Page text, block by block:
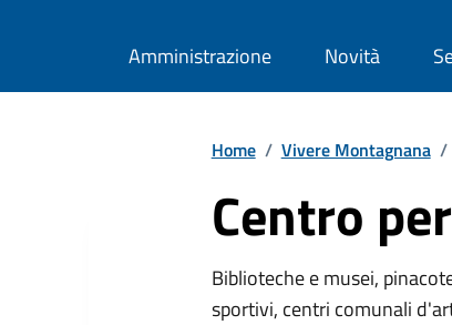
Amministrazione Novità
Home / Vivere Montagnana /
Centro
Biblioteche e musei,
sportivi, centri comunali